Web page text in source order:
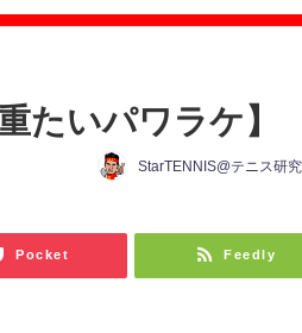
たいパワラケ】
StarTENNIS@テニス研
Pocket Feedly